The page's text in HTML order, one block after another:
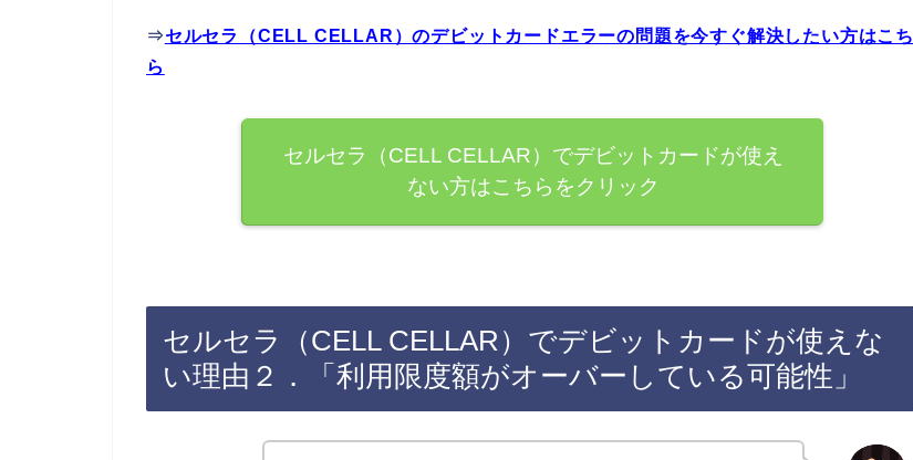
⇒セルセラ（CELL CELLAR）のデビットカードエラーの問題を今すぐ解決したい方はこち
ら
セルセラ（CELL CELLAR）でデビットカードが使え
ない方はこちらをクリック
セルセラ（CELL CELLAR）でデビットカードが使えな
い理由２．「利用限度額がオーバーしている可能性」